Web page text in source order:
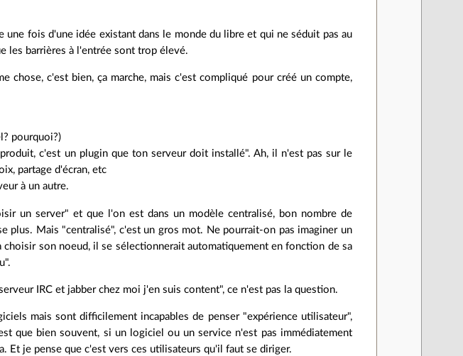
une fois d'une idée existant dans le monde du libre et qui ne séduit pas au
les barrières à l'entrée sont trop élevé.
chose, c'est bien, ça marche, mais c'est compliqué pour créé un compte,
pourquoi?)
c'est un plugin que ton serveur doit installé". Ah, il n'est pas sur le
partage d'écran, etc
à un autre.
un server" et que l'on est dans un modèle centralisé, bon nombre de
plus. Mais "centralisé", c'est un gros mot. Ne pourrait-on pas imaginer un
choisir son noeud, il se sélectionnerait automatiquement en fonction de sa
IRC et jabber chez moi j'en suis content", ce n'est pas la question.
mais sont difficilement incapables de penser "expérience utilisateur",
que bien souvent, si un logiciel ou un service n'est pas immédiatement
Et je pense que c'est vers ces utilisateurs qu'il faut se diriger.